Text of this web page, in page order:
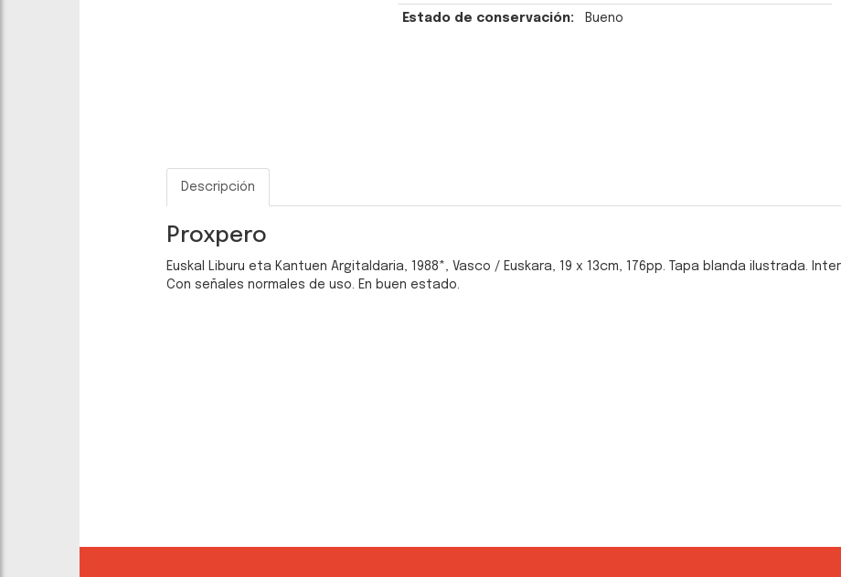
Estado de conservación: Bueno
Descripción
Proxpero
Euskal Liburu eta Kantuen Argitaldaria, 1988*, Vasco / Euskara, 19 x 13cm, 176pp. Tapa blanda ilustrada.
Con señales normales de uso. En buen estado.